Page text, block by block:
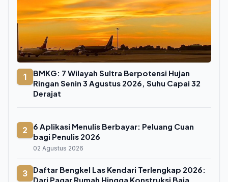
1
BMKG: 7 Wilayah Sultra Berpotensi Hujan
Ringan Senin 3 Agustus 2026, Suhu Capai 32
Derajat
2
6 Aplikasi Menulis Berbayar: Peluang Cuan
bagi Penulis 2026
02 Agustus 2026
3
Daftar Bengkel Las Kendari Terlengkap 2026:
Dari Pagar Rumah Hingga Konstruksi Baja